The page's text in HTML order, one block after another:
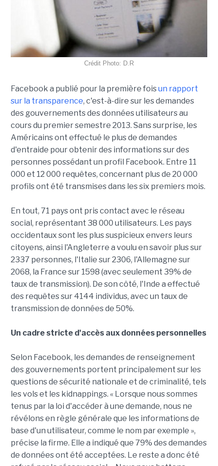
Crédit Photo: D.R
Facebook a publié pour la première foisun rapport
sur la transparence, c'est-à-dire sur les demandes
des gouvernements des données utilisateurs au
cours du premier semestre 2013. Sans surprise, les
Américains ont effectué le plus de demandes
d'entraide pour obtenir des informations sur des
personnes possédant un profil Facebook. Entre 11
000 et 12 000 requêtes, concernant plus de 20 000
profils ont été transmises dans les six premiers mois.
En tout, 71 pays ont pris contact avec le réseau
social, représentant 38 000 utilisateurs. Les pays
occidentaux sont les plus suspicieux envers leurs
citoyens, ainsi l'Angleterre a voulu en savoir plus sur
2337 personnes, l'Italie sur 2306, l'Allemagne sur
2068, la France sur 1598 (avec seulement 39% de
taux de transmission). De son côté, l'Inde a effectué
des requêtes sur 4144 individus, avec un taux de
transmission de données de 50%.
Un cadre stricte d'accès aux données personnelles
Selon Facebook, les demandes de renseignement
des gouvernements portent principalement sur les
questions de sécurité nationale et de criminalité, tels
les vols et les kidnappings. « Lorsque nous sommes
tenus par la loi d'accéder à une demande, nous ne
révélons en règle générale que les informations de
base d'un utilisateur, comme le nom par exemple »,
précise la firme. Elle a indiqué que 79% des demandes
de données ont été acceptées. Le reste a donc été